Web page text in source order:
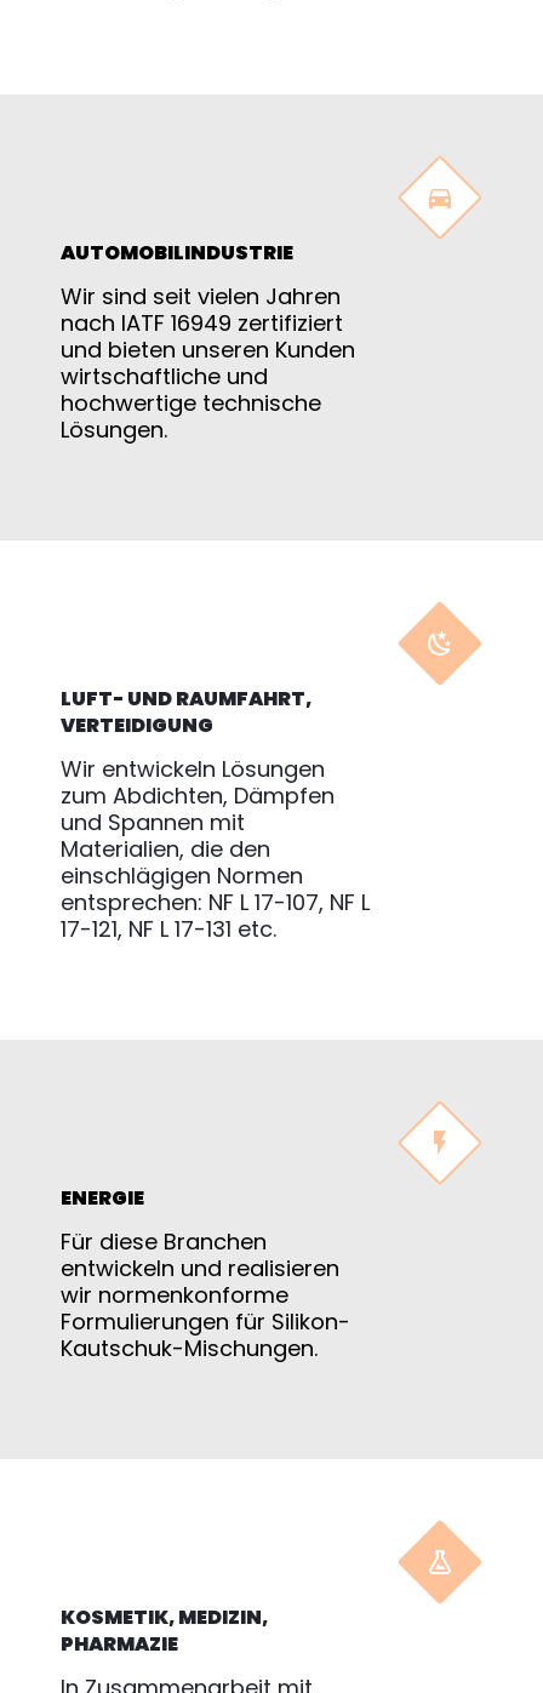
AUTOMOBILINDUSTRIE
Wir sind seit vielen Jahren
nach IATF 16949 zertifiziert
und bieten unseren Kunden
wirtschaftliche und
hochwertige technische
Lösungen.


LUFT- UND RAUMFAHRT,
VERTEIDIGUNG
Wir entwickeln Lösungen
zum Abdichten, Dämpfen
und Spannen mit
Materialien, die den
einschlägigen Normen
entsprechen: NF L 17-107, NF L
17-121, NF L 17-131 etc.


ENERGIE
Für diese Branchen
entwickeln und realisieren
wir normenkonforme
Formulierungen für Silikon-
Kautschuk-Mischungen.


KOSMETIK, MEDIZIN,
PHARMAZIE

